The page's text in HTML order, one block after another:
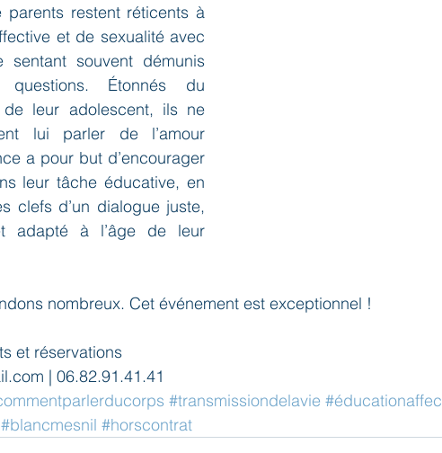
parents restent réticents à
et de sexualité avec
sentant souvent démunis
Étonnés du
de leur adolescent, ils ne
lui parler de l’amour
a pour but d’encourager
leur tâche éducative, en
clefs d’un dialogue juste,
adapté à l’âge de leur
nombreux. Cet événement est exceptionnel !
et réservations
| 06.82.91.41.41
#transmissiondelavie
#blancmesnil #horscontrat